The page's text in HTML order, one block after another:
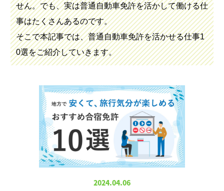
せん。でも、実は普通自動車免許を活かして働ける仕
事はたくさんあるのです。
そこで本記事では、普通自動車免許を活かせる仕事1
0選をご紹介していきます。
2024.04.06